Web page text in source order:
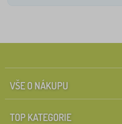
VŠE O NÁKUPU
TOP KATEGORIE